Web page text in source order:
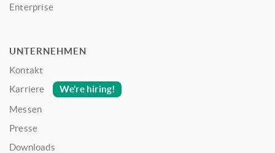
Enterprise
UNTERNEHMEN
Kontakt
Karriere
We’re hiring!
Messen
Presse
Downloads